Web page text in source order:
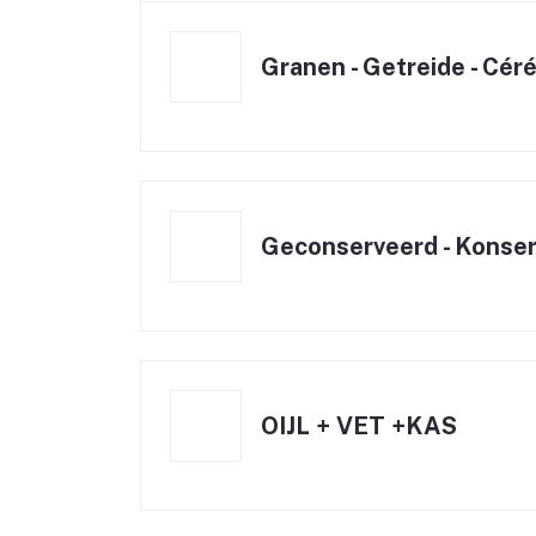
Granen - Getreide -
Geconserveerd -
OIJL + VET +KAS